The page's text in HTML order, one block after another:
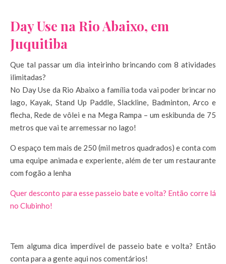
Day Use na Rio Abaixo, em
Juquitiba
Que tal passar um dia inteirinho brincando com 8 atividades
ilimitadas?
No Day Use da Rio Abaixo a família toda vai poder brincar no
lago, Kayak, Stand Up Paddle, Slackline, Badminton, Arco e
flecha, Rede de vôlei e na Mega Rampa – um eskibunda de 75
metros que vai te arremessar no lago!
O espaço tem mais de 250 (mil metros quadrados) e conta com
uma equipe animada e experiente, além de ter um restaurante
com fogão a lenha
Quer desconto para esse passeio bate e volta? Então corre lá
no Clubinho!
Tem alguma dica imperdível de passeio bate e volta? Então
conta para a gente aqui nos comentários!